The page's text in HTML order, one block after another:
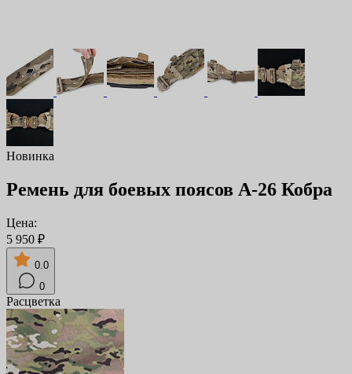
Новинка
Ремень для боевых поясов А-26 Кобра
Цена:
5 950 ₽
0.0
0
Расцветка